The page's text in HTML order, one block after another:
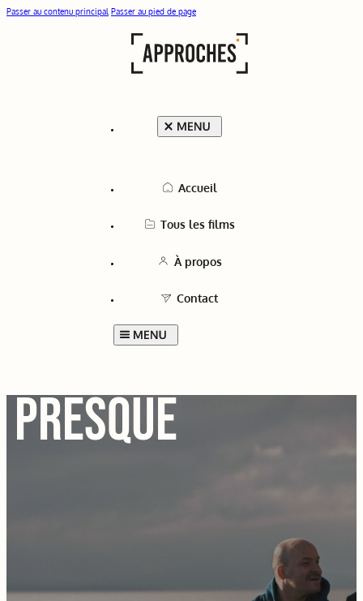
Passer au contenu principal Passer au pied de page
Accueil
Tous les films
À propos
Contact
PRESQUE